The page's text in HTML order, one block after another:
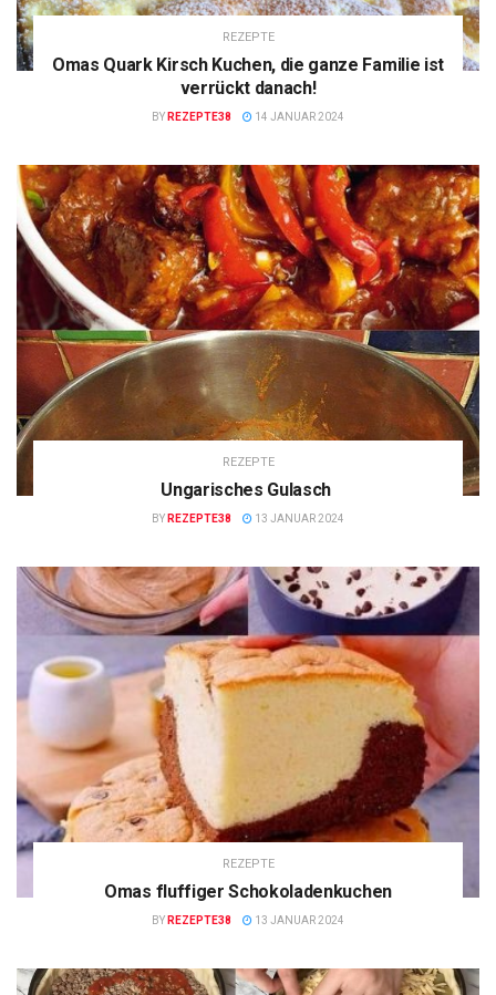
REZEPTE
Omas Quark Kirsch Kuchen, die ganze Familie ist
verrückt danach!
BY REZEPTE38 14 JANUAR 2024
REZEPTE
Ungarisches Gulasch
BY REZEPTE38 13 JANUAR 2024
REZEPTE
Omas fluffiger Schokoladenkuchen
BY REZEPTE38 13 JANUAR 2024